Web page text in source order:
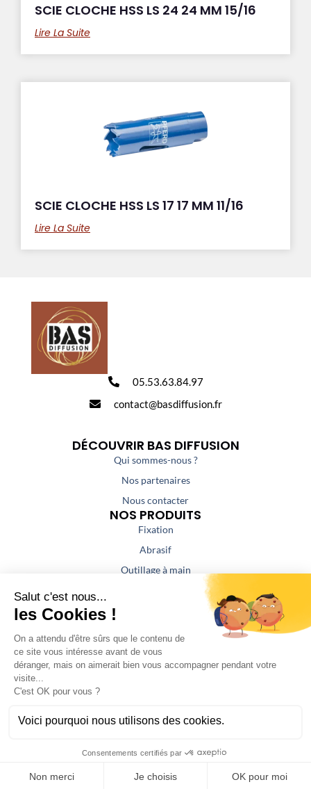
SCIE CLOCHE HSS LS 24 24 MM 15/16
Lire La Suite
SCIE CLOCHE HSS LS 17 17 MM 11/16
Lire La Suite
05.53.63.84.97
contact@basdiffusion.fr
DÉCOUVRIR BAS DIFFUSION
Qui sommes-nous ?
Nos partenaires
Nous contacter
NOS PRODUITS
Fixation
Abrasif
Outillage à main
NOS PRESTATIONS
Aspiration / Air comprimé
SAV
confidentialité